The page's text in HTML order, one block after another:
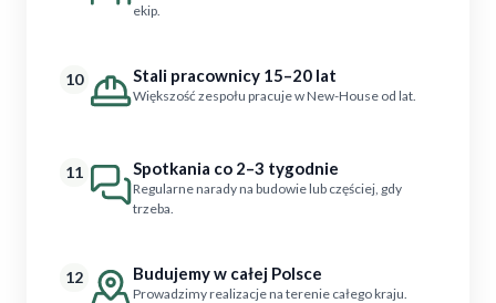
ekip.
10 Stali pracownicy 15–20 lat
Większość zespołu pracuje w New-House od lat.
11 Spotkania co 2–3 tygodnie
Regularne narady na budowie lub częściej, gdy
trzeba.
12 Budujemy w całej Polsce
Prowadzimy realizacje na terenie całego kraju.